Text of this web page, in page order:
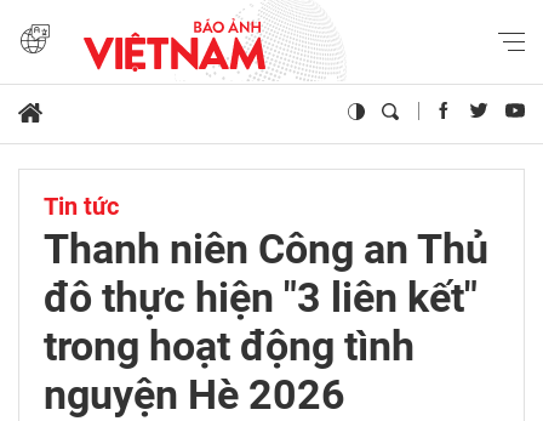
Tin tức
Thanh niên Công an Thủ
đô thực hiện "3 liên kết"
trong hoạt động tình
nguyện Hè 2026